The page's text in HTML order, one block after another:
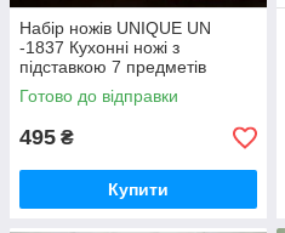
Набір ножів UNIQUE UN
-1837 Кухонні ножі з
підставкою 7 предметів
Готово до відправки
495 ₴
Купити